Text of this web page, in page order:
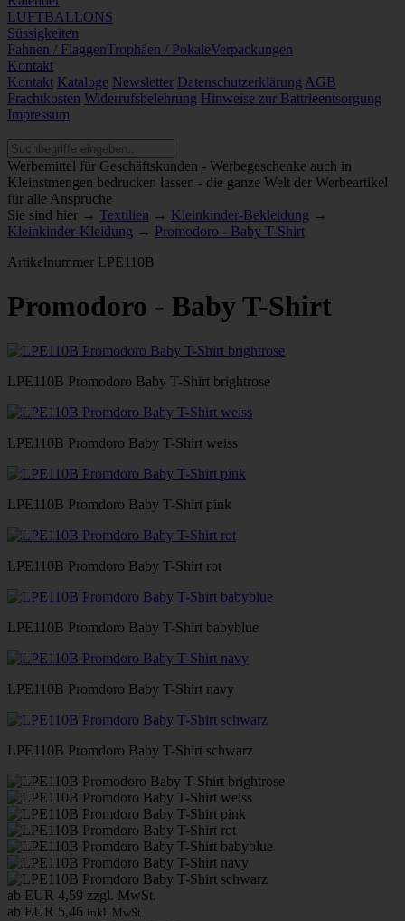
LUFTBALLONS
Süssigkeiten
Fahnen / FlaggenTrophäen / PokaleVerpackungen
Kontakt
Kontakt Kataloge Newsletter Datenschutzerklärung AGB
Frachtkosten Widerrufsbelehrung Hinweise zur Battrieentsorgung
Impressum
Werbemittel für Geschäftskunden - Werbegeschenke auch in
Kleinstmengen bedrucken lassen - die ganze Welt der Werbeartikel
für alle Ansprüche
Sie sind hier → Textilien → Kleinkinder-Bekleidung →
Kleinkinder-Kleidung → Promodoro - Baby T-Shirt
Artikelnummer LPE110B
Promodoro - Baby T-Shirt
LPE110B Promodoro Baby T-Shirt brightrose
LPE110B Promdoro Baby T-Shirt weiss
LPE110B Promdoro Baby T-Shirt pink
LPE110B Promdoro Baby T-Shirt rot
LPE110B Promdoro Baby T-Shirt babyblue
LPE110B Promdoro Baby T-Shirt navy
LPE110B Promdoro Baby T-Shirt schwarz
ab EUR 4,59 zzgl. MwSt.
ab EUR 5,46 inkl. MwSt.